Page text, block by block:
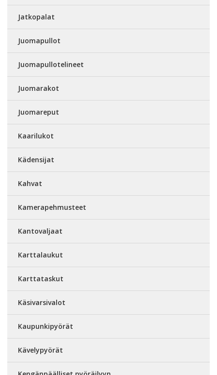
Jatkopalat
Juomapullot
Juomapullotelineet
Juomarakot
Juomareput
Kaarilukot
Kädensijat
Kahvat
Kamerapehmusteet
Kantovaljaat
Karttalaukut
Karttataskut
Käsivarsivalot
Kaupunkipyörät
Kävelypyörät